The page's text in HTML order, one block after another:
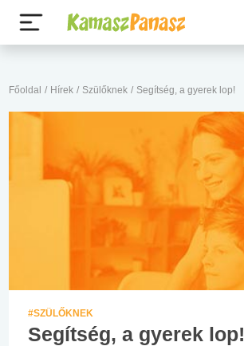
Főoldal / Hírek / Szülőknek / Segítség, a gyerek lop!
#SZÜLŐKNEK
Segítség, a gyerek lop!